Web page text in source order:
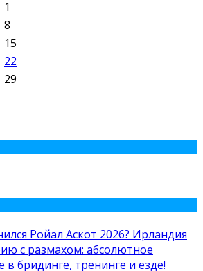
1
8
15
22
29